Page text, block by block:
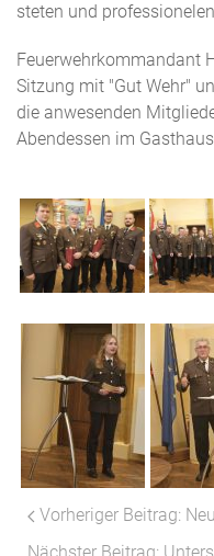
steten und
Feuerwehrkommandant
Sitzung mit "Gut Wehr"
die anwesenden
Abendessen im
Vorheriger Beitrag: